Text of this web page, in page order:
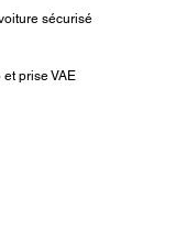
sécurisé
prise VAE